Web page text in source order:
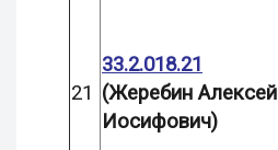
21
33.2.018.21
(Жеребин Алексей
Иосифович)